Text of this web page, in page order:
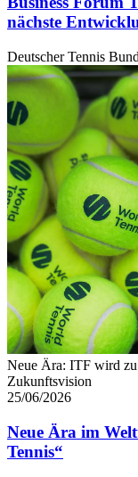
nächste
Deutscher Tennis Bund
Neue Ära: ITF wird zu
Zukunftsvision
25/06/2026
Neue Ära im
Tennis“